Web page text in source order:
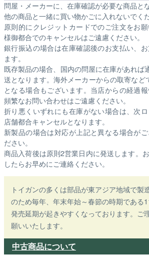
問屋・メーカーに、在庫確認が必要な商品と
他の商品と一緒に買い物かごに入れないでく
原則的にクレジットカードでのご注文をお
様御都合でのキャンセルはご遠慮ください。
銀行振込の場合は在庫確認後のお支払い、
ます。
既存製品の場合、国内の問屋に在庫があれば
送となります。海外メーカーからの取寄など
となる場合もございます。 当店からの経過
頻繁なお問い合わせはご遠慮ください。
折り悪くいずれにも在庫がない場合は、次
店舗都合キャンセルとなります。
新製品の場合は対応が上記と異なる場合が
ださい。
商品入荷後は原則2営業日内に発送します。
したらお早めにご連絡ください。
トイガンの多くは部品が東アジア地域で製
のため毎年、年末年始～春節の時期である
発売延期が起きやすくなっております。ご
願いいたします。
中古商品について